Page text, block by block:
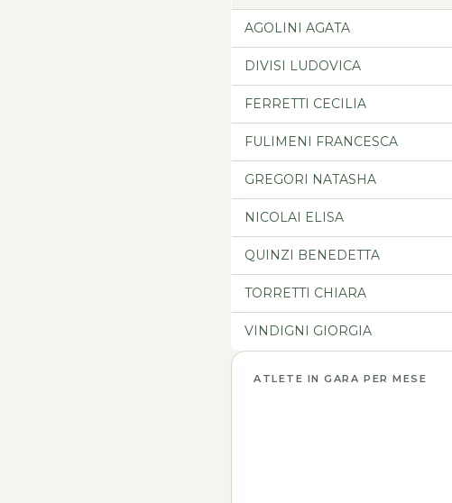
AGOLINI AGATA
DIVISI LUDOVICA
FERRETTI CECILIA
FULIMENI FRANCESCA
GREGORI NATASHA
NICOLAI ELISA
QUINZI BENEDETTA
TORRETTI CHIARA
VINDIGNI GIORGIA
ATLETE IN GARA PER MESE